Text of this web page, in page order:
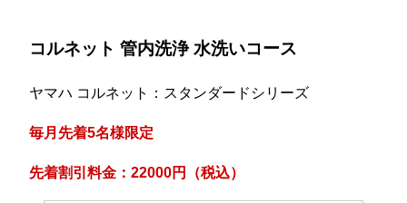
コルネット 管内洗浄 水洗いコース
ヤマハ コルネット：スタンダードシリーズ
毎月先着5名様限定
先着割引料金：22000円（税込）